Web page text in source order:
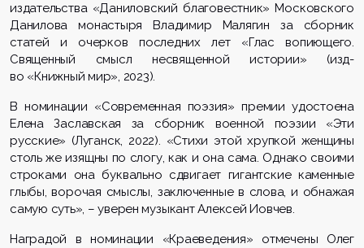
издательства «Даниловский благовестник» Московского
Данилова монастыряВладимир Малягин за сборник
статей и очерков последних лет «Глас вопиющего.
Священный смысл несвященной истории» (изд-
во «Книжный мир», 2023).
В номинации «Современная поэзия» премии удостоена
ЕленаЗаславская за сборник военной поэзии «Эти
русские» (Луганск, 2022). «Стихи этой хрупкой женщины
столь же изящны по слогу, как и она сама. Однако своими
строками она буквально сдвигает гигантские каменные
глыбы, ворочая смыслы, заключенные в слова, и обнажая
самую суть», – уверен музыкант Алексей Иовчев.
Наградой в номинации «Краеведения» отмечены Олег